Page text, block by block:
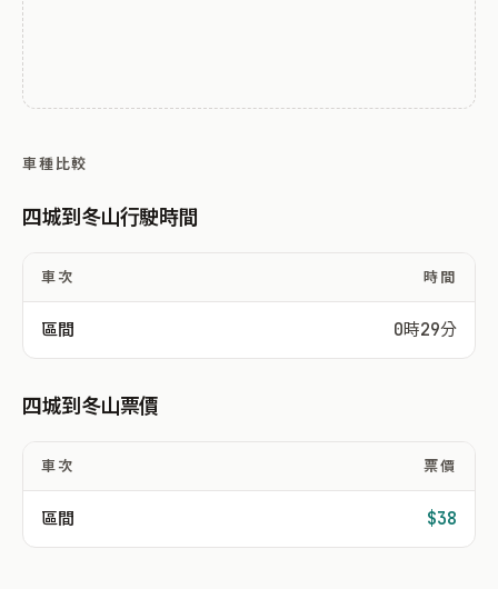
車種比較
四城到冬山行駛時間
車次 時間
區間 0時29分
四城到冬山票價
車次 票價
區間 $38